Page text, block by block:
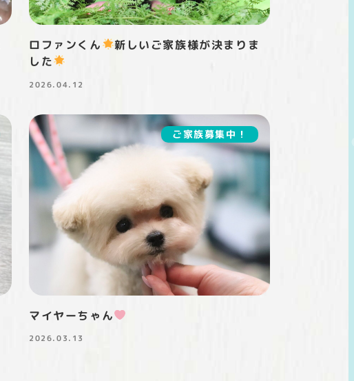
ロファンくん
新しいご家族様が決まりま
した
投稿日
2026.04.12
ご家族募集中！
マイヤーちゃん
投稿日
2026.03.13